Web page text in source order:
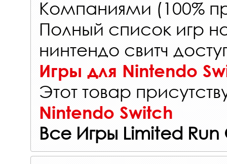
Компаниями (100%
Полный список игр
нинтендо свитч
Игры для Nintendo
Этот товар
Nintendo Switch
Все Игры Limited Run